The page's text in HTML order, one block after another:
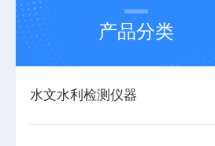
产品分类
水文水利检测仪器